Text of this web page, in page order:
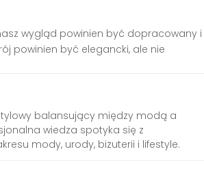
wygląd powinien być dopracowany i
powinien być elegancki, ale nie
balansujący między modą a
wiedza spotyka się z
mody, urody, biżuterii i lifestyle.